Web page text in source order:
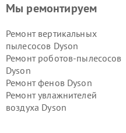
Мы ремонтируем
Ремонт вертикальных
пылесосов Dyson
Ремонт роботов-пылесосов
Dyson
Ремонт фенов Dyson
Ремонт увлажнителей
воздуха Dyson